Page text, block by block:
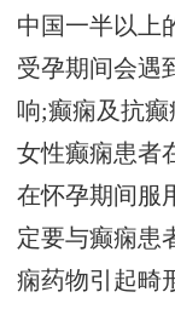
中国一半以上
受孕期间会遇
响;癫痫及抗
女性癫痫患者
在怀孕期间服
定要与癫痫患
痫药物引起畸